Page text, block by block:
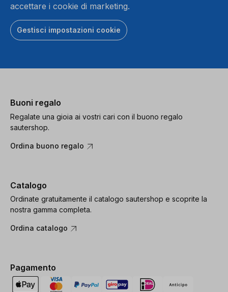
accettare i cookie di marketing.
Gestisci impostazioni cookie
Buoni regalo
Regalate una gioia ai vostri cari con il buono regalo
sautershop.
Ordina buono regalo
Catalogo
Ordinate gratuitamente il catalogo sautershop e scoprite la
nostra gamma completa.
Ordina catalogo
Pagamento